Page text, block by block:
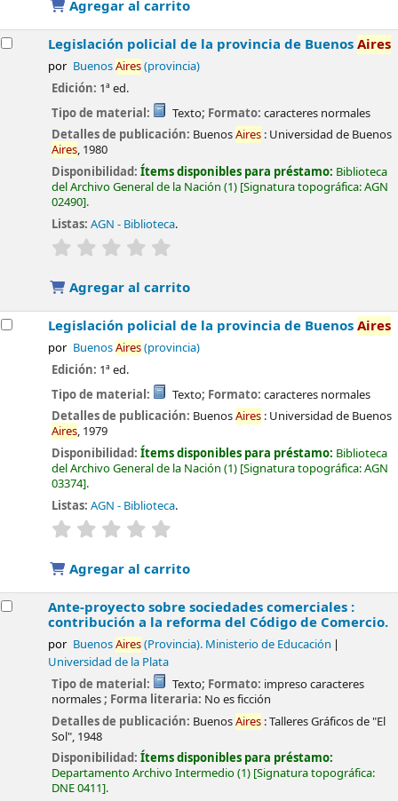
Agregar al carrito
Legislación policial de la provincia de BuenosAires
por BuenosAires(provincia)
Edición: 1ª ed.
Tipo de material:
Texto; Formato: caracteres normales
Detalles de publicación: BuenosAires : Universidad de Buenos
Aires, 1980
Disponibilidad:Ítems disponibles para préstamo: Biblioteca
del Archivo General de la Nación (1) Signatura topográfica:AGN
02490 .
Listas: AGN - Biblioteca.
valoración
Agregar al carrito
Legislación policial de la provincia de BuenosAires
por BuenosAires(provincia)
Edición: 1ª ed.
Tipo de material:
Texto; Formato: caracteres normales
Detalles de publicación: BuenosAires : Universidad de Buenos
Aires, 1979
Disponibilidad:Ítems disponibles para préstamo: Biblioteca
del Archivo General de la Nación (1) Signatura topográfica:AGN
03374 .
Listas: AGN - Biblioteca.
valoración
Agregar al carrito
Ante-proyecto sobre sociedades comerciales :
contribución a la reforma del Código de Comercio.
por BuenosAires(Provincia). Ministerio de Educación
Universidad de la Plata
Tipo de material: Texto; Formato: impreso caracteres
normales; Forma literaria: No es ficción
Detalles de publicación: BuenosAires :Talleres Gráficos de "El
Sol", 1948
Disponibilidad:Ítems disponibles para préstamo:
Departamento Archivo Intermedio(1) Signatura topográfica:
DNE 0411 .